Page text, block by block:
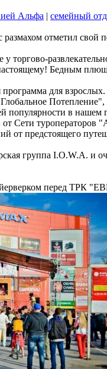
Альфа | семейный
отметил свой
торгово-
Бедным
программа для
популярности в
Сети
от предстоящего
группа I.O.W.A.
перед